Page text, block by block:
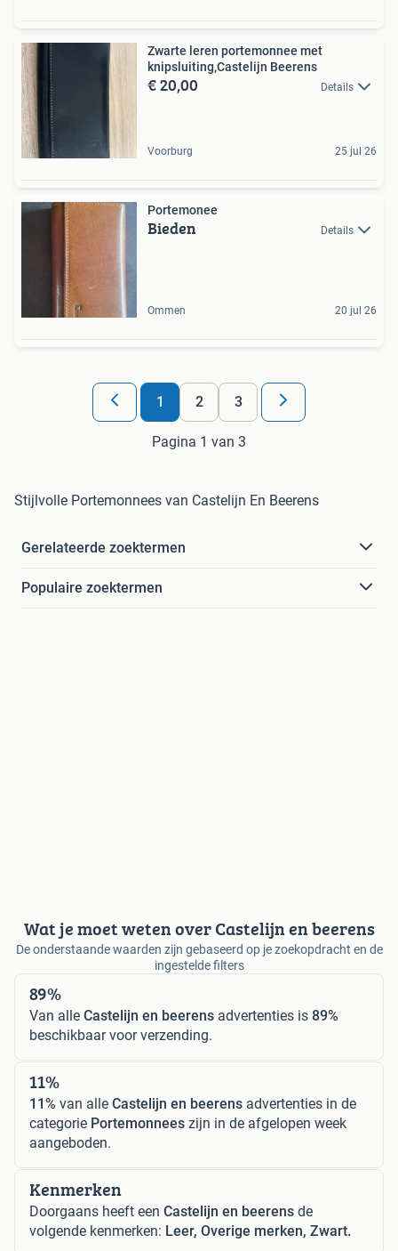
Zwarte leren portemonnee met
knipsluiting,Castelijn Beerens
€ 20,00 Details
Voorburg 25 jul 26
Portemonee
Bieden Details
Ommen 20 jul 26
1 2 3
Pagina 1 van 3
Stijlvolle Portemonnees van Castelijn En Beerens
Gerelateerde zoektermen
Populaire zoektermen
Wat je moet weten over Castelijn en beerens
De onderstaande waarden zijn gebaseerd op je zoekopdracht en de
ingestelde filters
89%
Van alle Castelijn en beerens advertenties is 89%
beschikbaar voor verzending.
11%
11% van alle Castelijn en beerens advertenties in de
categorie Portemonnees zijn in de afgelopen week
aangeboden.
Kenmerken
Doorgaans heeft een Castelijn en beerens de
volgende kenmerken: Leer, Overige merken, Zwart.